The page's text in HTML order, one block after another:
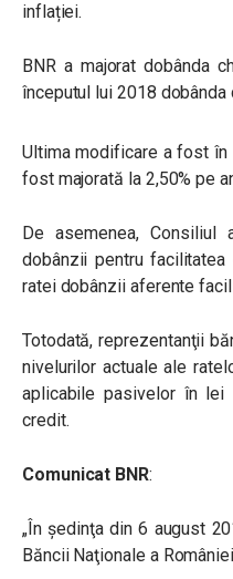
inflației.
BNR a majorat dobânda
începutul lui 2018 dobânda
Ultima modificare a fost în
fost majorată la 2,50% pe
De asemenea,
dobânzii pentru
ratei dobânzii aferente
Totodată, reprezentanţii
nivelurilor actuale ale
aplicabile pasivelor în
credit.
Comunicat BNR:
„În şedinţa din 6 august
Băncii Naţionale a